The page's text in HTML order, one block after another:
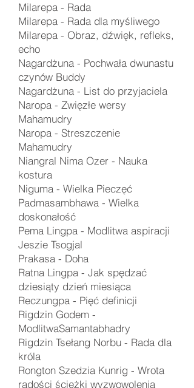
Milarepa - Rada
Milarepa - Rada dla myśliwego
Milarepa - Obraz, dźwięk, refleks,
echo
Nagardżuna - Pochwała dwunastu
czynów Buddy
Nagardżuna - List do przyjaciela
Naropa - Zwięzłe wersy
Mahamudry
Naropa - Streszczenie
Mahamudry
Niangral Nima Ozer - Nauka
kostura
Niguma - Wielka Pieczęć
Padmasambhawa - Wielka
doskonałość
Pema Lingpa - Modlitwa aspiracji
Jeszie Tsogjal
Prakasa - Doha
Ratna Lingpa - Jak spędzać
dziesiąty dzień miesiąca
Reczungpa - Pięć definicji
Rigdzin Godem -
ModlitwaSamantabhadry
Rigdzin Tsełang Norbu - Rada dla
króla
Rongton Szedzia Kunrig - Wrota
radości ścieżki wyzwowolenia